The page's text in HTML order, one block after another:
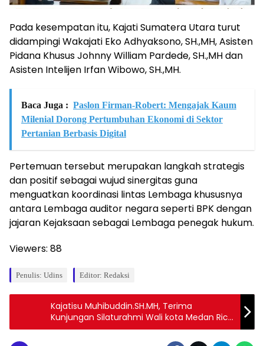
Pada kesempatan itu, Kajati Sumatera Utara turut
didampingi Wakajati Eko Adhyaksono, SH.,MH, Asisten
Pidana Khusus Johnny William Pardede, SH.,MH dan
Asisten Intelijen Irfan Wibowo, SH.,MH.
Baca Juga : Paslon Firman-Robert: Mengajak Kaum
Milenial Dorong Pertumbuhan Ekonomi di Sektor
Pertanian Berbasis Digital
Pertemuan tersebut merupakan langkah strategis
dan positif sebagai wujud sinergitas guna
menguatkan koordinasi lintas Lembaga khususnya
antara Lembaga auditor negara seperti BPK dengan
jajaran Kejaksaan sebagai Lembaga penegak hukum.
Viewers: 88
Penulis: Udins Editor: Redaksi
Kajatisu Muhibuddin.SH.MH, Terima
Kunjungan Silaturahmi Wali kota Medan Rico
Waas, Memperkuat Koordinasi Pemko
Medan Dengan Jajaran Kejaksaan